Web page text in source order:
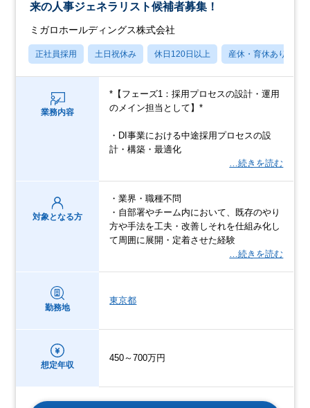
来の人事ジェネラリスト候補者募集！
ミガロホールディングス株式会社
正社員採用 土日祝休み 休日120日以上 産休・育休あり
業務内容
*【フェーズ1：採用プロセスの設計・運用
のメイン担当として】*
・DI事業における中途採用プロセスの設
計・構築・最適化
…続きを読む
対象となる方
・業界・職種不問
・自部署やチーム内において、既存のやり
方や手法を工夫・改善しそれを仕組み化し
て周囲に展開・定着させた経験
…続きを読む
勤務地
東京都
想定年収
450～700万円